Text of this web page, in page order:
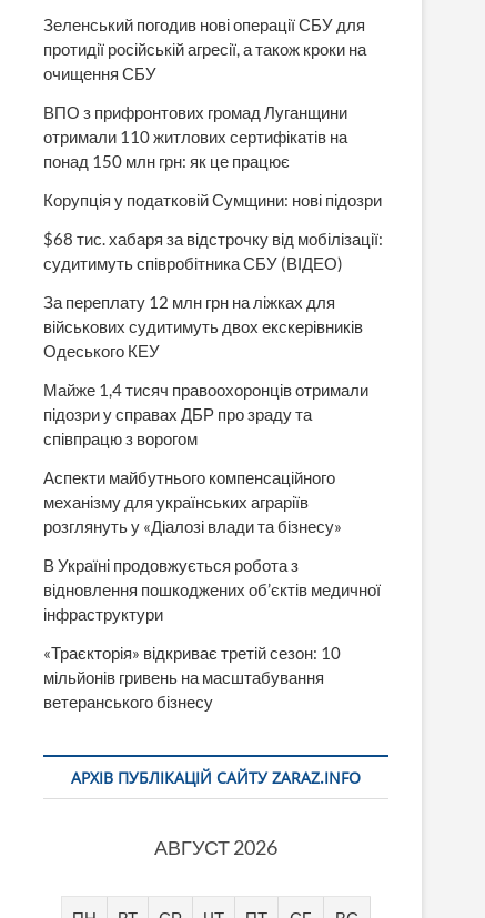
Зеленський погодив нові операції СБУ для
протидії російській агресії, а також кроки на
очищення СБУ
ВПО з прифронтових громад Луганщини
отримали 110 житлових сертифікатів на
понад 150 млн грн: як це працює
Корупція у податковій Сумщини: нові підозри
$68 тис. хабаря за відстрочку від мобілізації:
судитимуть співробітника СБУ (ВІДЕО)
За переплату 12 млн грн на ліжках для
військових судитимуть двох екскерівників
Одеського КЕУ
Майже 1,4 тисяч правоохоронців отримали
підозри у справах ДБР про зраду та
співпрацю з ворогом
Аспекти майбутнього компенсаційного
механізму для українських аграріїв
розглянуть у «Діалозі влади та бізнесу»
В Україні продовжується робота з
відновлення пошкоджених об’єктів медичної
інфраструктури
«Траєкторія» відкриває третій сезон: 10
мільйонів гривень на масштабування
ветеранського бізнесу
АРХІВ ПУБЛІКАЦІЙ САЙТУ ZARAZ.INFO
АВГУСТ 2026